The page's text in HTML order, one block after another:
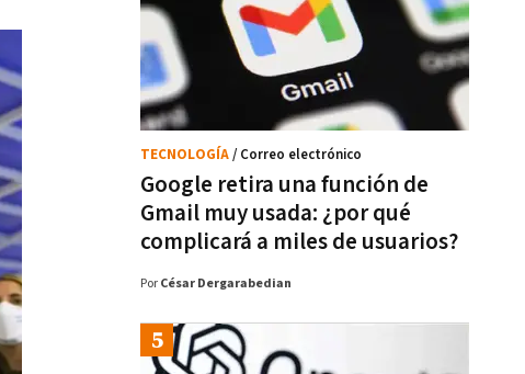
Google retira una función de
Gmail muy usada: ¿por qué
complicará a miles de usuarios?
TECNOLOGÍA/ Correo electrónico
Por César Dergarabedian